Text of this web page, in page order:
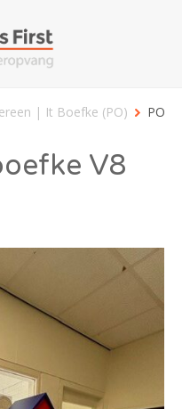
| It Boefke (PO)
PO
V8